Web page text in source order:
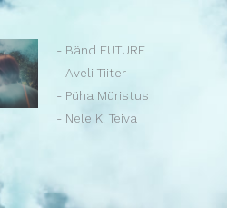
- Bänd FUTURE
- Aveli Tiiter
- Püha Müristus
- Nele K. Teiva